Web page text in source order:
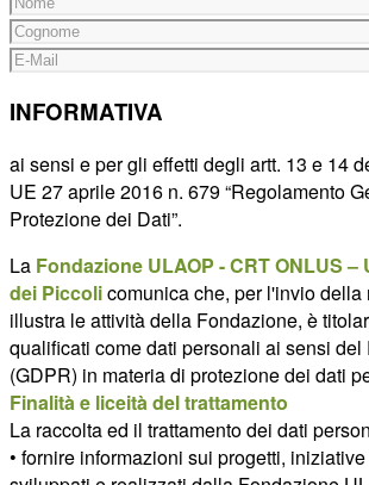
INFORMATIVA
ai sensi e per gli effetti degli artt. 13 e 14
UE 27 aprile 2016 n. 679 “Regolamento
Protezione dei Dati”.
La Fondazione ULAOP - CRT ONLUS
dei Piccolicomunica che, per l'invio della
illustra le attività della Fondazione, è
qualificati come dati personali ai sensi
(GDPR) in materia di protezione dei dati
Finalità e liceità del trattamento
La raccolta ed il trattamento dei dati
• fornire informazioni sui progetti,